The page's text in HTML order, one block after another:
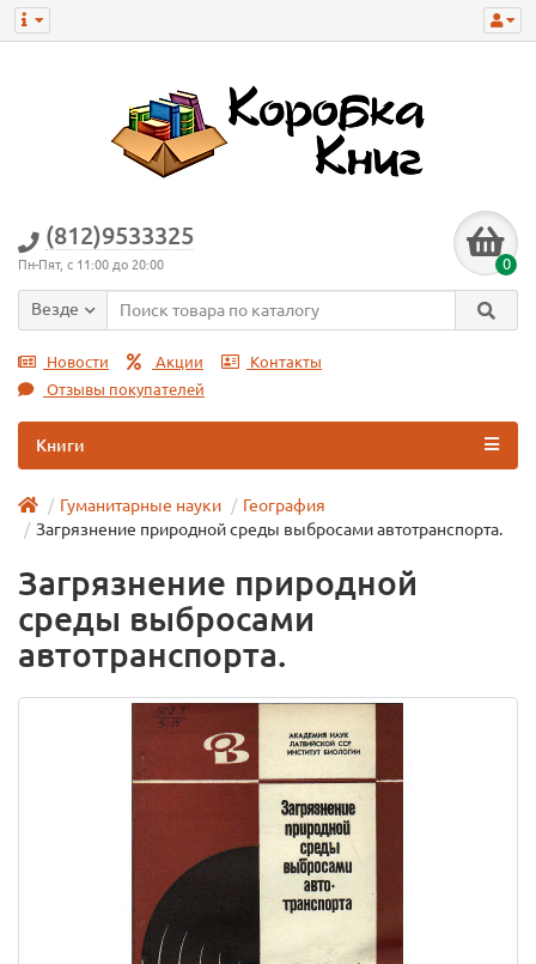
(812)9533325
Пн-Пят, с 11:00 до 20:00 0
Везде
Новости Акции
Контакты
Отзывы покупателей
Книги
Гуманитарные науки
География
Загрязнение природной среды выбросами автотранспорта.
Загрязнение природной
среды выбросами
автотранспорта.